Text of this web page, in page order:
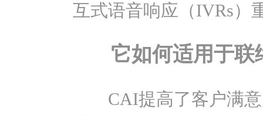
互式语音响应（IVRs）
它如何适用于联
CAI提高了客户满意